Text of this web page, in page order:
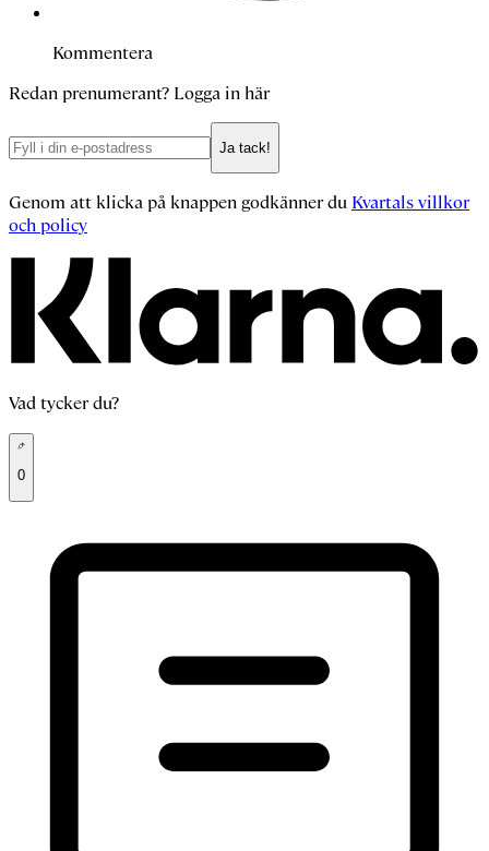
Kommentera
Redan prenumerant? Logga in här
Ja tack!
Genom att klicka på knappen godkänner du Kvartals villkor
och policy
Vad tycker du?
0